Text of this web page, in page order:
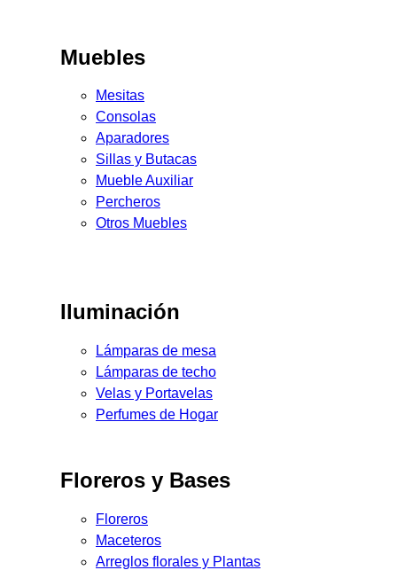
Muebles
Mesitas
Consolas
Aparadores
Sillas y Butacas
Mueble Auxiliar
Percheros
Otros Muebles
Iluminación
Lámparas de mesa
Lámparas de techo
Velas y Portavelas
Perfumes de Hogar
Floreros y Bases
Floreros
Maceteros
Arreglos florales y Plantas